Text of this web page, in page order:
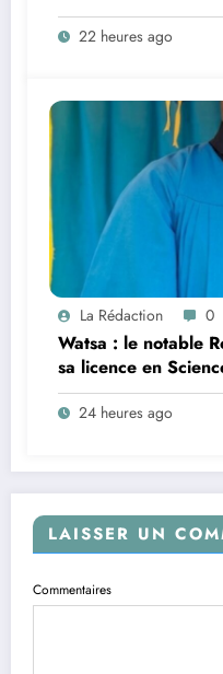
mémoire sur la
dans la zone de
22 heures ago
La Rédaction 0
Watsa : le notable
sa licence en
administratives à
(UNIC)
24 heures ago
LAISSER UN
Commentaires